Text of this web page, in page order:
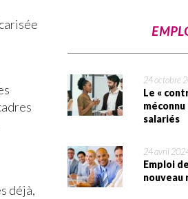
déjà,
24 octobre
Le «
salariés
24 avril
Emploi
nouveau